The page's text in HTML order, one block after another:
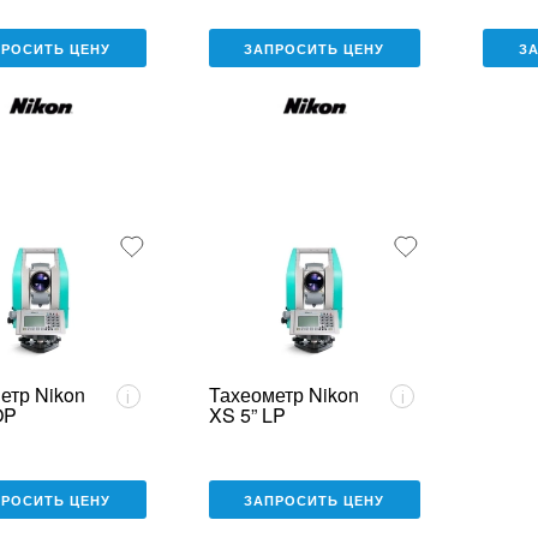
ЦЕНУ ЗАПРОСИТЬ ЦЕНУ
Nikon i
ЦЕНУ
Тахеометр Nikon
XS 5” LP
i
ЗАПРОСИТЬ ЦЕНУ